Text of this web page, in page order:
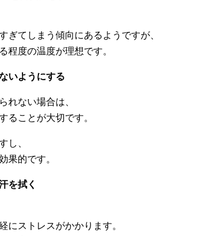
ぎてしまう傾向にあるようですが、
程度の温度が理想です。
いようにする
れない場合は、
ることが大切です。
し、
果的です。
を拭く
にストレスがかかります。